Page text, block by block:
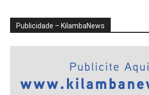
Publicidade – KilambaNews